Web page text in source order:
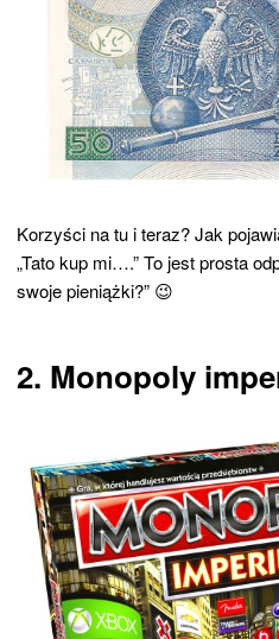
Korzyści na tu i teraz? Jak
„Tato kup mi….” To jest prosta
swoje pieniążki?” 😉
2. Monopoly